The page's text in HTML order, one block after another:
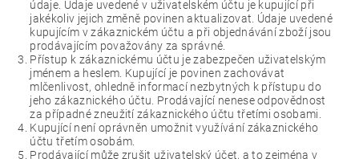
údaje. Údaje uvedené v uživatelském účtu je kupující při
jakékoliv jejich změně povinen aktualizovat. Údaje uvedené
kupujícím v zákaznickém účtu a při objednávání zboží jsou
prodávajícím považovány za správné.
Přístup k zákaznickému účtu je zabezpečen uživatelským
jménem a heslem. Kupující je povinen zachovávat
mlčenlivost, ohledně informací nezbytných k přístupu do
jeho zákaznického účtu. Prodávající nenese odpovědnost
za případné zneužití zákaznického účtu třetími osobami.
Kupující není oprávněn umožnit využívání zákaznického
účtu třetím osobám.
Prodávající může zrušit uživatelský účet, a to zejména v